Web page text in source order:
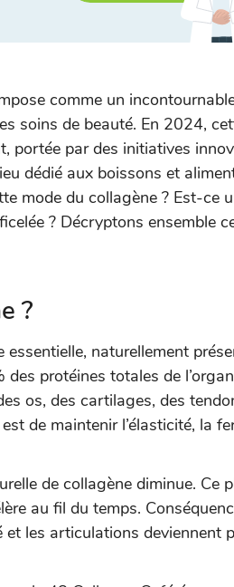
comme un
soins de beauté. En 2024,
portée par des initiatives
dédié aux boissons et
mode du collagène ? Est-ce
? Décryptons ensemble
?
naturellement
protéines totales de
os, des cartilages, des
de maintenir l’élasticité, la
de collagène diminue. Ce
au fil du temps.
les articulations deviennent